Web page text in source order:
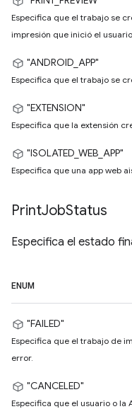
Especifica que el trabajo se
impresión que inició el
"ANDROID_APP"
Especifica que el trabajo se
"EXTENSION"
Especifica que la extensión
"ISOLATED_WEB_APP"
Especifica que una app web
PrintJobStatus
Especifica el estado
ENUM
"FAILED"
Especifica que el trabajo de
error.
"CANCELED"
Especifica que el usuario o la